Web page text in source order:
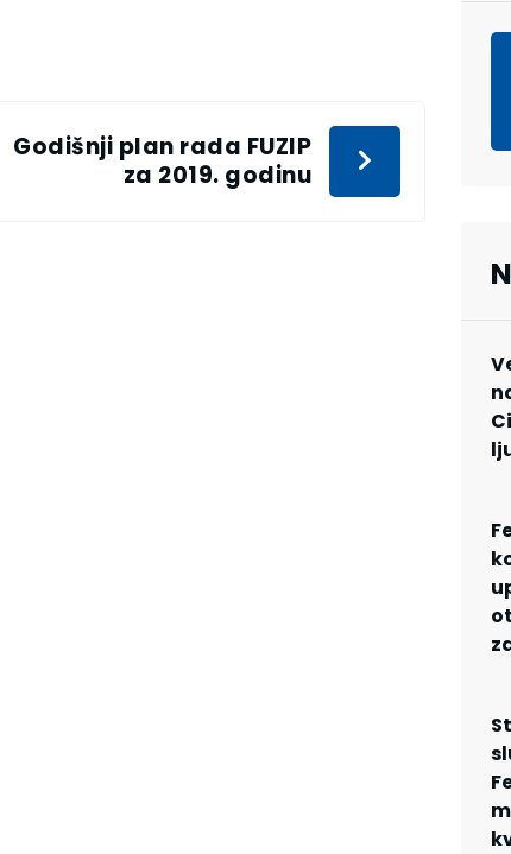
Godišnji plan rada FUZIP
za 2019. godinu